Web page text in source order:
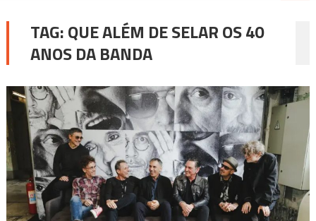
TAG:QUE ALÉM DE SELAR OS 40
ANOS DA BANDA